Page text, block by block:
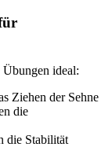
ideal:
Ziehen der Sehne
die
die Stabilität